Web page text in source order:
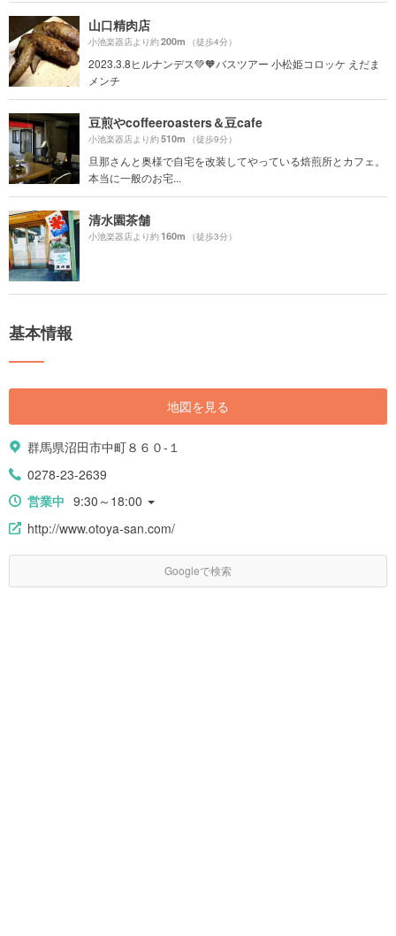
山口精肉店
小池楽器店より約200m （徒歩4分）
2023.3.8ヒルナンデス💚🧡バスツアー 小松姫コロッケ えだま
メンチ
豆煎やcoffeeroasters＆豆cafe
小池楽器店より約510m （徒歩9分）
旦那さんと奥様で自宅を改装してやっている焙煎所とカフェ。
本当に一般のお宅...
清水園茶舗
小池楽器店より約160m （徒歩3分）
基本情報
地図を見る
群馬県沼田市中町８６０-１
0278-23-2639
営業中 9:30～18:00
http://www.otoya-san.com/
Googleで検索